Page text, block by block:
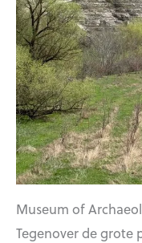
Museum of
Tegenover de grote